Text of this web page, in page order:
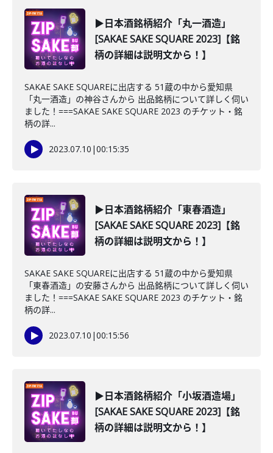
▶日本酒銘柄紹介「丸一酒造」
[SAKAE SAKE SQUARE 2023]【銘
柄の詳細は説明文から！】
SAKAE SAKE SQUAREに出店する 51蔵の中から愛知県
「丸一酒造」の神谷さんから 出品銘柄について詳しく伺い
ました！===SAKAE SAKE SQUARE 2023 のチケット・銘
柄の詳...
2023.07.10 |00:15:35
▶日本酒銘柄紹介「東春酒造」
[SAKAE SAKE SQUARE 2023]【銘
柄の詳細は説明文から！】
SAKAE SAKE SQUAREに出店する 51蔵の中から愛知県
「東春酒造」の安藤さんから 出品銘柄について詳しく伺い
ました！===SAKAE SAKE SQUARE 2023 のチケット・銘
柄の詳...
2023.07.10 |00:15:56
▶日本酒銘柄紹介「小坂酒造場」
[SAKAE SAKE SQUARE 2023]【銘
柄の詳細は説明文から！】